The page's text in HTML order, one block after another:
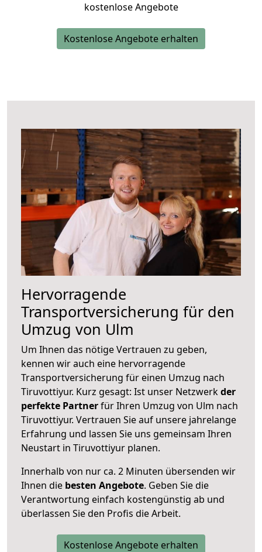
kostenlose Angebote
Kostenlose Angebote erhalten
Hervorragende
Transportversicherung für den
Umzug von Ulm
Um Ihnen das nötige Vertrauen zu geben,
kennen wir auch eine hervorragende
Transportversicherung für einen Umzug nach
Tiruvottiyur. Kurz gesagt: Ist unser Netzwerkder
perfekte Partnerfür Ihren Umzug von Ulm nach
Tiruvottiyur. Vertrauen Sie auf unsere jahrelange
Erfahrung und lassen Sie uns gemeinsam Ihren
Neustart in Tiruvottiyur planen.
Innerhalb von nur ca. 2 Minuten übersenden wir
Ihnen die besten Angebote. Geben Sie die
Verantwortung einfach kostengünstig ab und
überlassen Sie den Profis die Arbeit.
Kostenlose Angebote erhalten